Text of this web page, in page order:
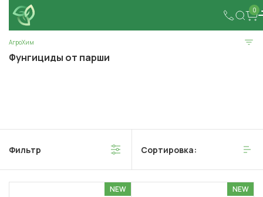
0
АгроХим
Фунгициды от парши
Фильтр Сортировка:
NEW NEW